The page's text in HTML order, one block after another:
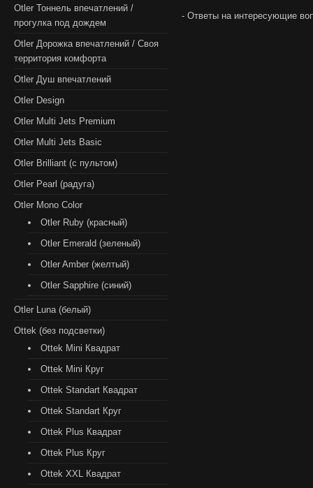
Otler Тоннель впечатлений /
прогулка под дождем
Otler Дорожка впечатлений / Своя
территория комфорта
Otler Душ впечатлений
Otler Design
Otler Multi Jets Premium
Otler Multi Jets Basic
Otler Brilliant (с пультом)
Otler Pearl (радуга)
Otler Mono Color
Otler Ruby (красный)
Otler Emerald (зеленый)
Otler Amber (желтый)
Otler Sapphire (синий)
Otler Luna (белый)
Ottek (без подсветки)
Ottek Mini Квадрат
Ottek Mini Круг
Ottek Standart Квадрат
Ottek Standart Круг
Ottek Plus Квадрат
Ottek Plus Круг
Ottek XXL Квадрат
- Ответы на интересующие